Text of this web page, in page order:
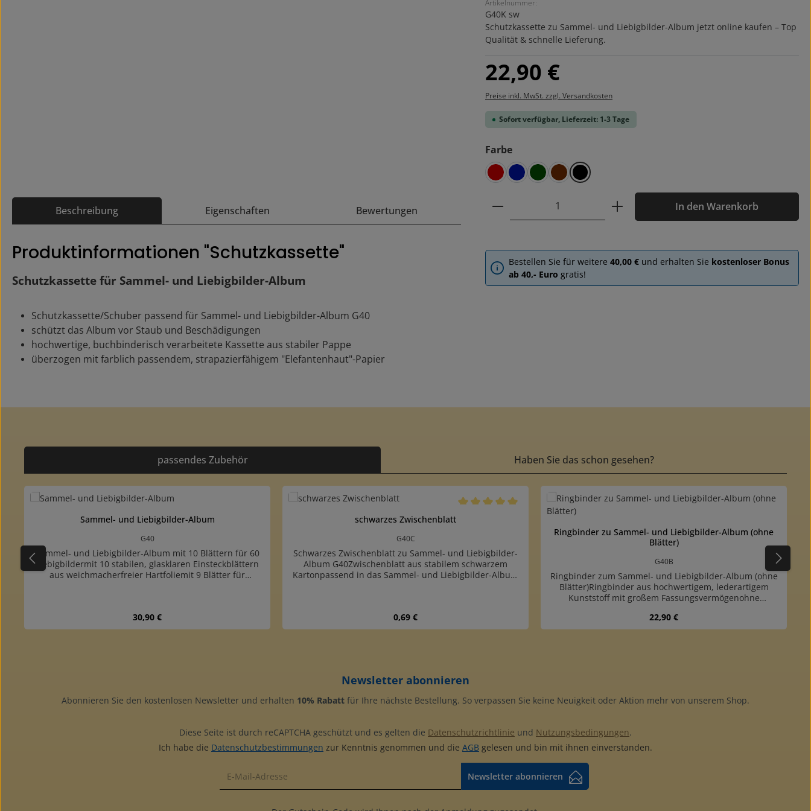
Artikelnummer:
G40K sw
Schutzkassette zu Sammel- und Liebigbilder-Album jetzt online kaufen – Top
Qualität & schnelle Lieferung.
Regulärer Preis:
22,90 €
Preise inkl. MwSt. zzgl. Versandkosten
Sofort verfügbar, Lieferzeit: 1-3 Tage
Farbeauswählen
rot blau grünbraunschwarz
Produkt Anzahl: Gib den gewünschten Wert
In den Warenkorb
Bestellen Sie für weitere 40,00 € und erhalten Sie kostenloser Bonus
ab 40,- Euro gratis!
Beschreibung Eigenschaften Bewertungen
Produktinformationen "Schutzkassette"
Schutzkassette für Sammel- und Liebigbilder-Album
Schutzkassette/Schuber passend für Sammel- und Liebigbilder-Album G40
schützt das Album vor Staub und Beschädigungen
hochwertige, buchbinderisch verarbeitete Kassette aus stabiler Pappe
überzogen mit farblich passendem, strapazierfähigem "Elefantenhaut"-Papier
passendes Zubehör Haben Sie das schon gesehen?
Produktgalerie überspringen
Sammel- und Liebigbilder-Album
G40
Sammel- und Liebigbilder-Album mit 10 Blättern für 60
Liebigbildermit 10 stabilen, glasklaren Einsteckblättern
aus weichmacherfreier Hartfoliemit 9 Blätter für
Kunststoff mit großem Fassungsvermögenmit
Rückenfenster zum Bezeichnen der Alben und
Regulärer Preis:
30,90 €
Durchschnittliche Bewertung von 5 von 5 Sternen
schwarzes Zwischenblatt
G40C
Schwarzes Zwischenblatt zu Sammel- und Liebigbilder-
Album G40Zwischenblatt aus stabilem schwarzem
Kartonpassend in das Sammel- und Liebigbilder-Album
Regulärer Preis:
0,69 €
Ringbinder zu Sammel- und Liebigbilder-Album (ohne
Blätter)
G40B
Ringbinder zum Sammel- und Liebigbilder-Album (ohne
Blätter)Ringbinder aus hochwertigem, lederartigem
Kunststoff mit großem Fassungsvermögenohne
zusätzlicher Innentaschemit 4-Ring-Normmechanik (45-
65-45 mm Lochabstand)Einsteckblätter mit 1, 2, 3 und 6
Regulärer Preis:
22,90 €
Newsletter abonnieren
Abonnieren Sie den kostenlosen Newsletter und erhalten 10% Rabatt für Ihre nächste Bestellung. So verpassen Sie keine Neuigkeit oder Aktion mehr von unserem Shop.
Diese Seite ist durch reCAPTCHA geschützt und es gelten die Datenschutzrichtlinie und Nutzungsbedingungen.
Ich habe die Datenschutzbestimmungen zur Kenntnis genommen und die AGB gelesen und bin mit ihnen einverstanden.
Newsletter abonnieren